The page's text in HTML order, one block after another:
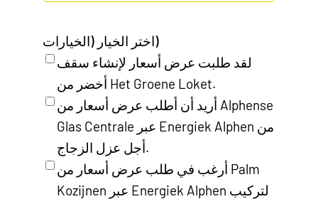
اختر الخيار (الخيارات)
لقد طلبت عرض أسعار لإنشاء سقف
أخضر من Het Groene Loket.
أريد أن أطلب عرض أسعار من Alphense
Glas Centrale عبر Energiek Alphen من
أجل عزل الزجاج.
أرغب في طلب عرض أسعار من Palm
Kozijnen عبر Energiek Alphen لتركيب